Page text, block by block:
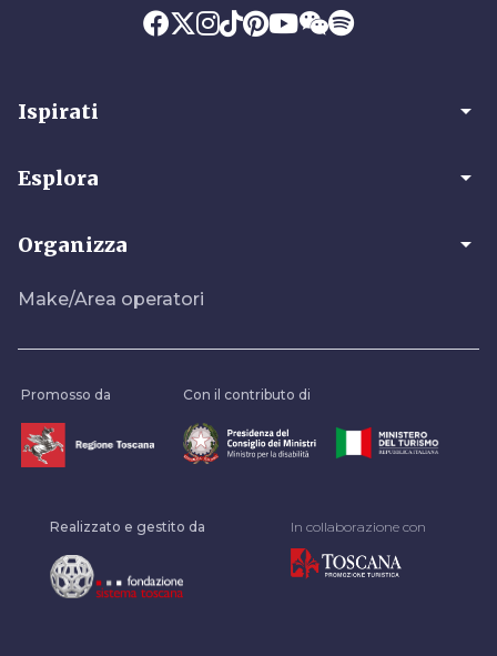
Ispirati arrow_drop_down
Esplora arrow_drop_down
Organizza arrow_drop_down
Make/Area operatori
Promosso da Con il contributo di
Realizzato e gestito da In collaborazione con